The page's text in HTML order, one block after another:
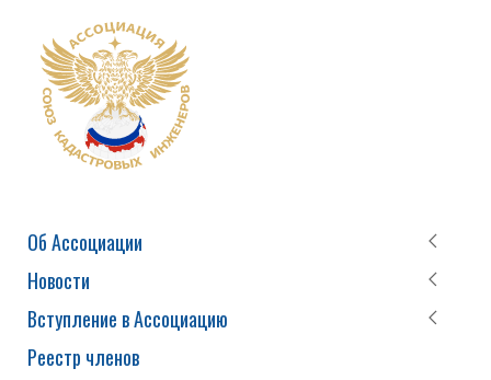
Об Ассоциации
Новости
Вступление в Ассоциацию
Реестр членов